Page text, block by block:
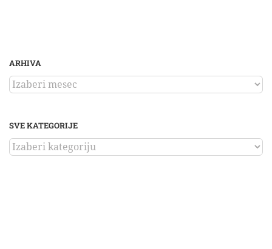
ARHIVA
ARHIVA
SVE KATEGORIJE
SVE
KATEGORIJE